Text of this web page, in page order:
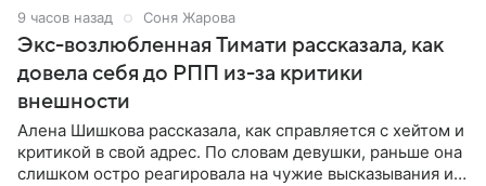
9 часов назад Соня Жарова
Экс-возлюбленная Тимати рассказала, как
довела себя до РПП из-за критики
внешности
Алена Шишкова рассказала, как справляется с хейтом и
критикой в свой адрес. По словам девушки, раньше она
слишком остро реагировала на чужие высказывания и